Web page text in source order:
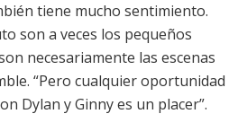
tiene mucho sentimiento.
son a veces los pequeños
necesariamente las escenas
“Pero cualquier oportunidad
Dylan y Ginny es un placer”.